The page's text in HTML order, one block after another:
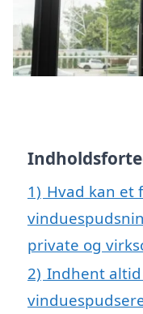
1) Hvad kan et
private og
2) Indhent